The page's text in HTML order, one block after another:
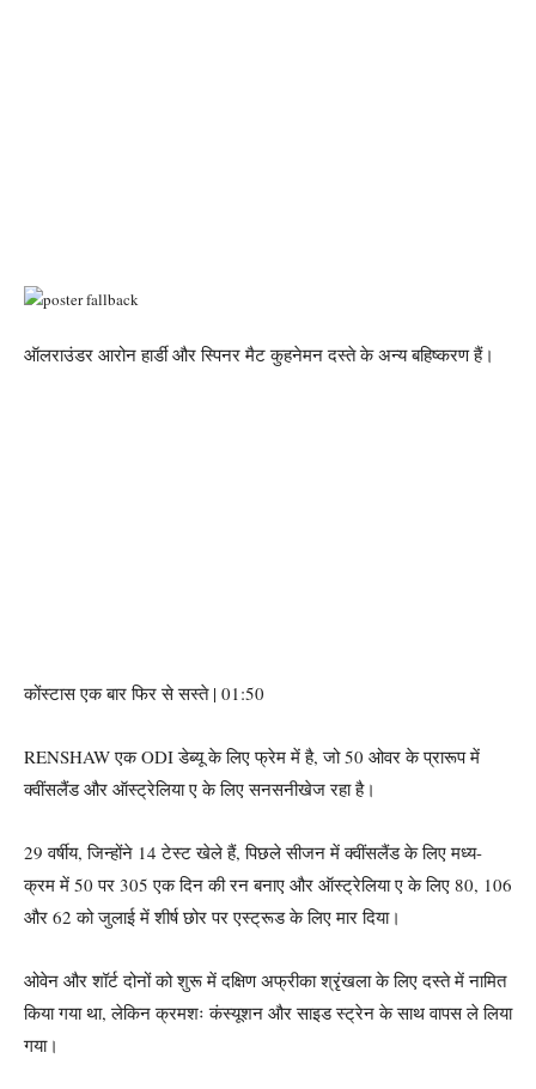
ऑलराउंडर आरोन हार्डी और स्पिनर मैट कुहनेमन दस्ते के अन्य बहिष्करण हैं।
कोंस्टास एक बार फिर से सस्ते | 01:50
RENSHAW एक ODI डेब्यू के लिए फ्रेम में है, जो 50 ओवर के प्रारूप में
क्वींसलैंड और ऑस्ट्रेलिया ए के लिए सनसनीखेज रहा है।
29 वर्षीय, जिन्होंने 14 टेस्ट खेले हैं, पिछले सीजन में क्वींसलैंड के लिए मध्य-
क्रम में 50 पर 305 एक दिन की रन बनाए और ऑस्ट्रेलिया ए के लिए 80, 106
और 62 को जुलाई में शीर्ष छोर पर एस्ट्रूड के लिए मार दिया।
ओवेन और शॉर्ट दोनों को शुरू में दक्षिण अफ्रीका श्रृंखला के लिए दस्ते में नामित
किया गया था, लेकिन क्रमशः कंस्यूशन और साइड स्ट्रेन के साथ वापस ले लिया
गया।